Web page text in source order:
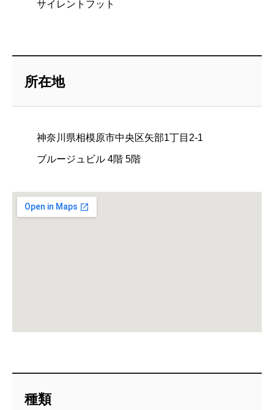
サイレントフット
所在地
神奈川県相模原市中央区矢部1丁目2-1
ブルージュビル 4階 5階
種類